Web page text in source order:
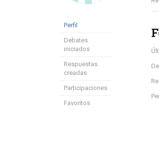
Perfil
Debates
iniciados
Respuestas
creadas
Participaciones
Favoritos